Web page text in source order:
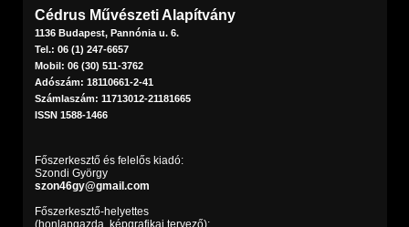
Cédrus Művészeti Alapítvány
1136 Budapest, Pannónia u. 6.
Tel.: 06 (1) 247-6657
Mobil: 06 (30) 511-3762
Adószám: 18110661-2-41
Számlaszám: 11713012-21181665
ISSN 1588-1466
Főszerkesztő és felelős kiadó:
Szondi György
szon46gy@gmail.com
Főszerkesztő-helyettes